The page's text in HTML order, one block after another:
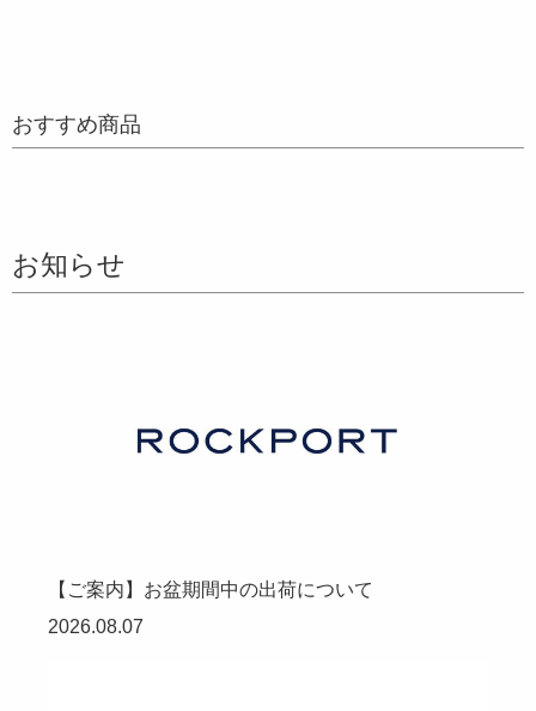
おすすめ商品
お知らせ
【ご案内】お盆期間中の出荷について
2026.08.07